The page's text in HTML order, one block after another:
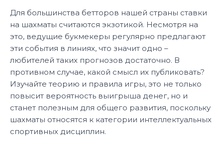
Для большинства бетторов нашей страны ставки
на шахматы считаются экзотикой. Несмотря на
это, ведущие букмекеры регулярно предлагают
эти события в линиях, что значит одно –
любителей таких прогнозов достаточно. В
противном случае, какой смысл их публиковать?
Изучайте теорию и правила игры, это не только
повысит вероятность выигрыша денег, но и
станет полезным для общего развития, поскольку
шахматы относятся к категории интеллектуальных
спортивных дисциплин.